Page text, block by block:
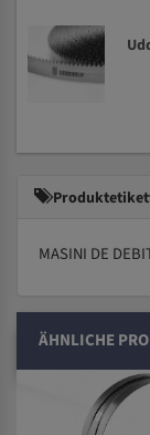
MASINI DE
ÄHNLICHE